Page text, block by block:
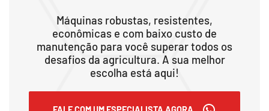
Máquinas robustas, resistentes,
econômicas e com baixo custo de
manutenção para você superar todos os
desafios da agricultura. A sua melhor
escolha está aqui!